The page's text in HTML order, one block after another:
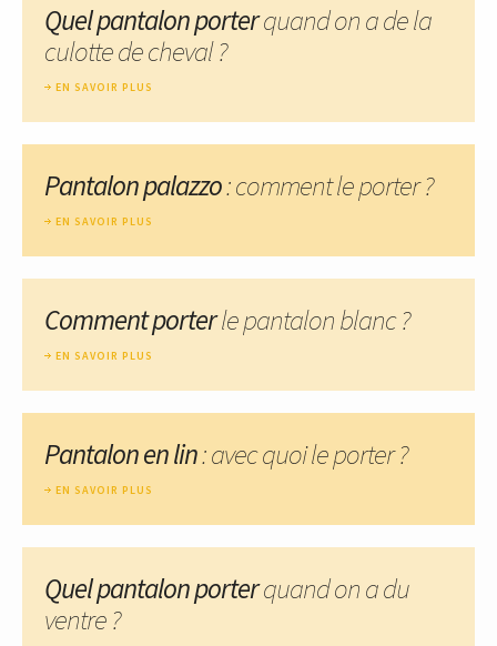
Quel pantalon porterquand on a de la
culotte de cheval ?
EN SAVOIR PLUS
Pantalon palazzo: comment le porter ?
EN SAVOIR PLUS
Comment porterle pantalon blanc ?
EN SAVOIR PLUS
Pantalon en lin: avec quoi le porter ?
EN SAVOIR PLUS
Quel pantalon porterquand on a du
ventre ?